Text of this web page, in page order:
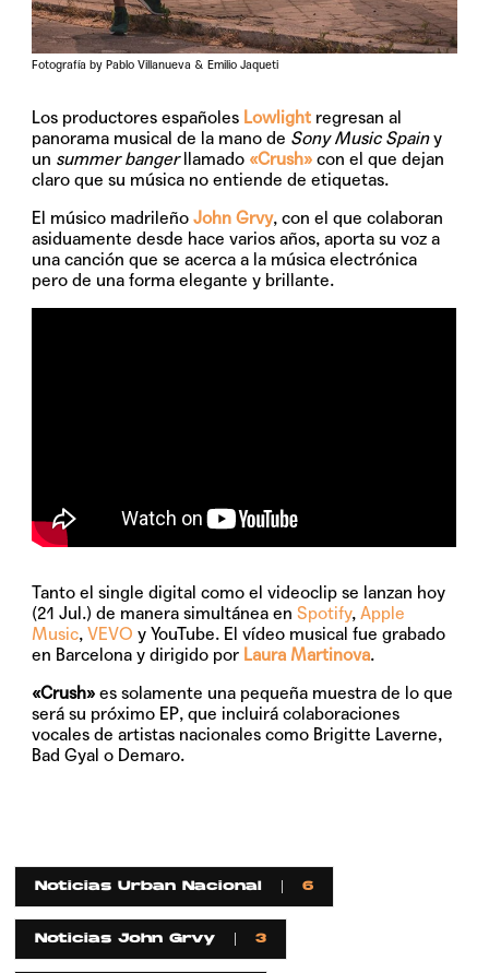
Fotografía by Pablo Villanueva & Emilio Jaqueti
Los productores españoles Lowlight regresan al
panorama musical de la mano de Sony Music Spainy
un summer bangerllamado «Crush» con el que dejan
claro que su música no entiende de etiquetas.
El músico madrileñoJohn Grvy, con el que colaboran
asiduamente desde hace varios años, aporta su voz a
una canción que se acerca a la música electrónica
pero de una forma elegante y brillante.
Tanto el single digital como el videoclip se lanzan hoy
(21 Jul.) de manera simultánea enSpotify,Apple
Music,VEVO y YouTube. El vídeo musical fue grabado
en Barcelona y dirigido por Laura Martinova.
«Crush» es solamente una pequeña muestra de lo que
será su próximo EP, que incluirá colaboraciones
vocales de artistas nacionales como Brigitte Laverne,
Bad Gyal o Demaro.
Noticias Urban Nacional 6
Noticias John Grvy 3